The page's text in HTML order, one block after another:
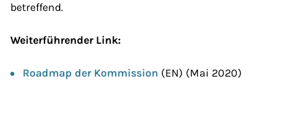
betreffend.
Weiterführender Link:
Roadmap der Kommission (EN) (Mai 2020)